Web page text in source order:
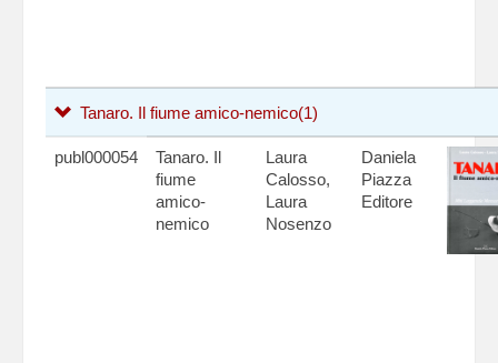
Tanaro. Il fiume amico-nemico(1)
publ000054
Tanaro. Il
fiume
amico-
nemico
Laura
Calosso,
Laura
Nosenzo
Daniela
Piazza
Editore